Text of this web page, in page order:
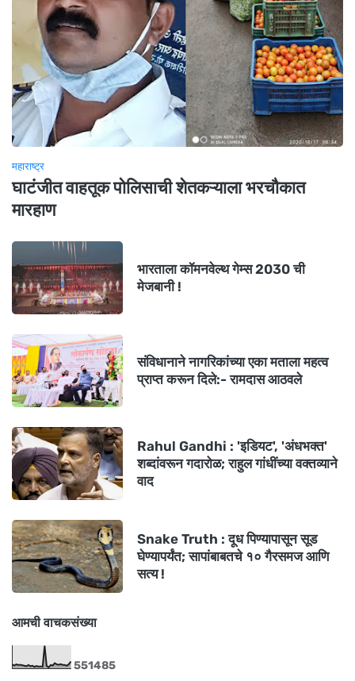
महाराष्ट्र
घाटंजीत वाहतूक पोलिसाची शेतकऱ्याला भरचौकात
मारहाण
भारताला कॉमनवेल्थ गेम्स 2030 ची
मेजबानी !
संविधानाने नागरिकांच्या एका मताला महत्व
प्राप्त करून दिले:- रामदास आठवले
Rahul Gandhi : 'इडियट', 'अंधभक्त'
शब्दांवरून गदारोळ; राहुल गांधींच्या वक्तव्याने
वाद
Snake Truth : दूध पिण्यापासून सूड
घेण्यापर्यंत; सापांबाबतचे १० गैरसमज आणि
सत्य !
आमची वाचकसंख्या
551485